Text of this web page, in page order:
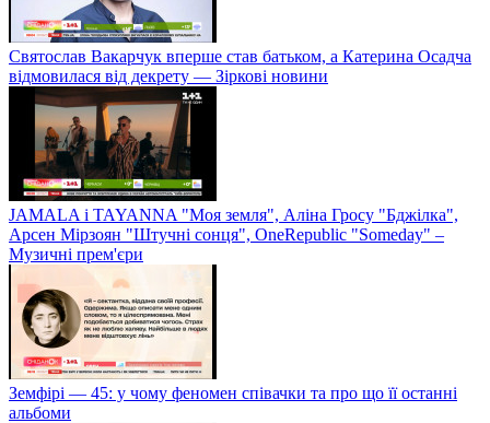
Святослав Вакарчук вперше став батьком, а Катерина Осадча
відмовилася від декрету — Зіркові новини
JAMALA і TAYANNA "Моя земля", Аліна Гросу "Бджілка",
Арсен Мірзоян "Штучні сонця", OneRepublic "Someday" –
Музичні прем'єри
Земфірі — 45: у чому феномен співачки та про що її останні
альбоми